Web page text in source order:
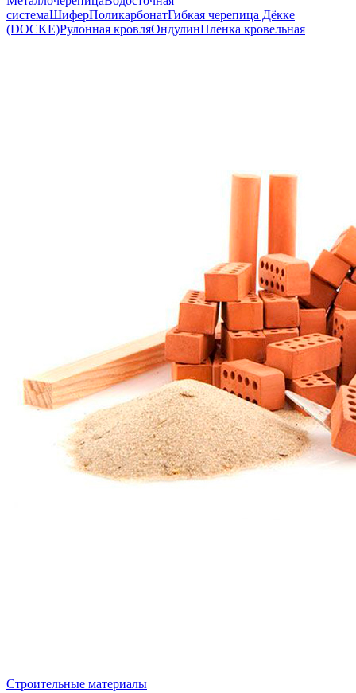
системаШиферПоликарбонатГибкая черепица Дёкке
(DOCKE)Рулонная кровляОндулинПленка кровельная
Строительные материалы